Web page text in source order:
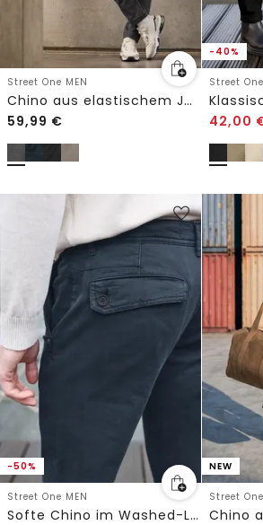
Street One MEN
Chino aus elastischem Jersey mit Flexbund
59,99 €
-40%
Street
42,00
-50%
Street One MEN
Softe Chino im Washed-Look
NEW
Street